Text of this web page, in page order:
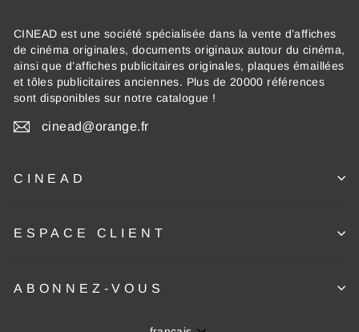
CINEAD est une société spécialisée dans la vente d’affiches
de cinéma originales, documents originaux autour du cinéma,
ainsi que d’affiches publicitaires originales, plaques émaillées
et tôles publicitaires anciennes. Plus de 20000 références
sont disponibles sur notre catalogue !
cinead@orange.fr
CINEAD
ESPACE CLIENT
ABONNEZ-VOUS